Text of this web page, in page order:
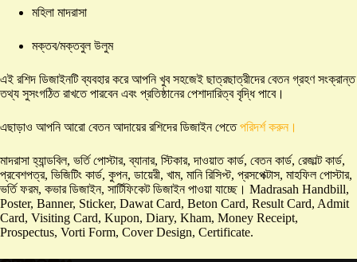
মহিলা মাদরাসা
মক্তব/মক্তবুল উলুম
এই রশিদ ডিজাইনটি ব্যবহার করে আপনি খুব সহজেই ছাত্রছাত্রীদের বেতন গ্রহণ সংক্রান্ত
তথ্য সুসংগঠিত রাখতে পারবেন এবং প্রতিষ্ঠানের পেশাদারিত্ব বৃদ্ধি পাবে।
এছাড়াও আপনি আরো বেতন আদায়ের রশিদের ডিজাইন পেতেপরিদর্শ করুন।
মাদরাসা হ্যান্ডবিল, ভর্তি পোস্টার, ব্যানার, স্টিকার, দাওয়াত কার্ড, বেতন কার্ড, রেজাল্ট কার্ড,
প্রবেশপত্র, ভিজিটিং কার্ড, কুপন, ডায়েরী, খাম, মানি রিসিপ্ট, প্রসপেক্টাস, মাহফিল পোস্টার,
ভর্তি ফরম, কভার ডিজাইন, সার্টিফিকেট ডিজাইন পাওয়া যাচ্ছে। Madrasah Handbill,
Poster, Banner, Sticker, Dawat Card, Beton Card, Result Card, Admit
Card, Visiting Card, Kupon, Diary, Kham, Money Receipt,
Prospectus, Vorti Form, Cover Design, Certificate.